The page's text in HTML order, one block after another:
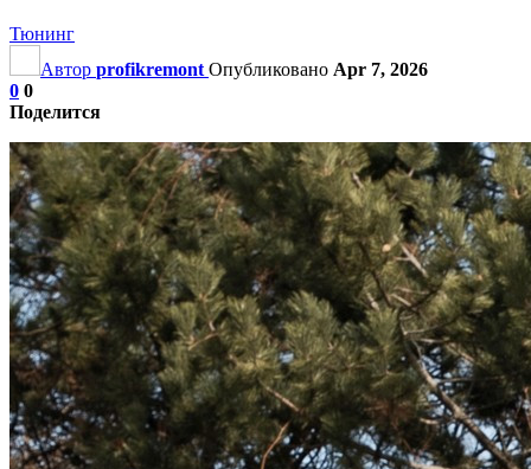
Тюнинг
Автор profikremont Опубликовано Apr 7, 2026
0 0
Поделится